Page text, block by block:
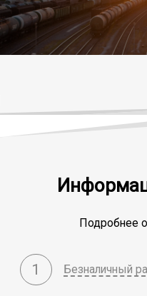
Подробнее
1 Безналичный